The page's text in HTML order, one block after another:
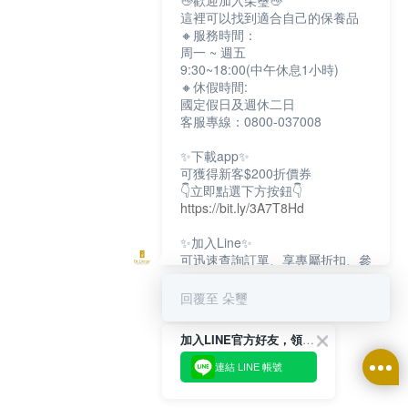
加入LINE官方好友，領取$200折價券
連結 LINE 帳號
這裡可以找到適合自己的保養品
🔸服務時間：
周一 ~ 週五
9:30~18:00(中午休息1小時)
🔸休假時間:
國定假日及週休二日
客服專線：0800-037008
✨下載app✨
可獲得新客$200折價券
👇立即點選下方按鈕👇
https://bit.ly/3A7T8Hd
✨加入Line✨
可迅速查詢訂單、享專屬折扣、參
👇立即點選下方按鈕👇
✨追蹤IG✨
👇立即點選下方按鈕👇
https://bit.ly/3w8zJm1
回覆至 朵璽